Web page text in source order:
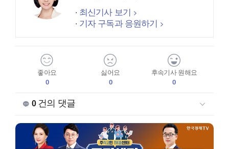
최신기사 보기
기자 구독과 응원하기
좋아요
0
싫어요
0
후속기사 원해요
0
0건의 댓글